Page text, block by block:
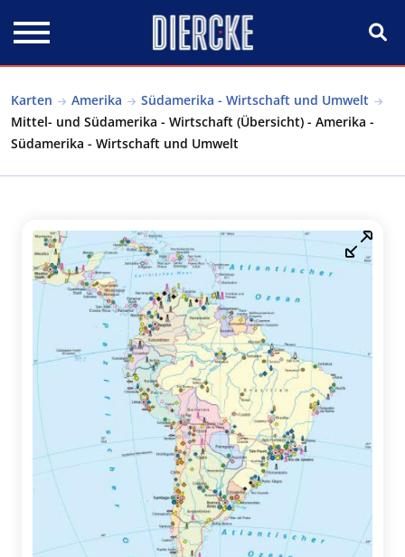
Karten Amerika
Südamerika - Wirtschaft und Umwelt
Mittel- und Südamerika - Wirtschaft (Übersicht) - Amerika -
Südamerika - Wirtschaft und Umwelt